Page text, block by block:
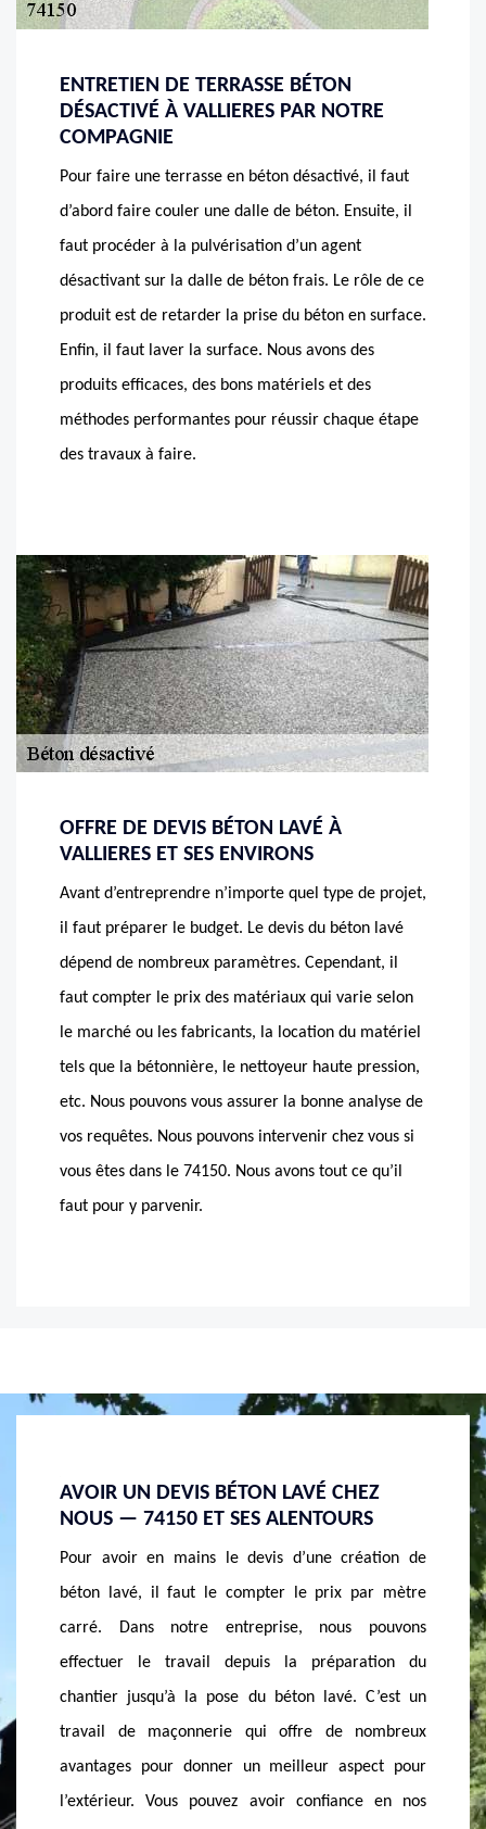
ENTRETIEN DE TERRASSE BÉTON
DÉSACTIVÉ À VALLIERES PAR NOTRE
COMPAGNIE
Pour faire une terrasse en béton désactivé, il faut
d’abord faire couler une dalle de béton. Ensuite, il
faut procéder à la pulvérisation d’un agent
désactivant sur la dalle de béton frais. Le rôle de ce
produit est de retarder la prise du béton en surface.
Enfin, il faut laver la surface. Nous avons des
produits efficaces, des bons matériels et des
méthodes performantes pour réussir chaque étape
des travaux à faire.
OFFRE DE DEVIS BÉTON LAVÉ À
VALLIERES ET SES ENVIRONS
Avant d’entreprendre n’importe quel type de projet,
il faut préparer le budget. Le devis du béton lavé
dépend de nombreux paramètres. Cependant, il
faut compter le prix des matériaux qui varie selon
le marché ou les fabricants, la location du matériel
tels que la bétonnière, le nettoyeur haute pression,
etc. Nous pouvons vous assurer la bonne analyse de
vos requêtes. Nous pouvons intervenir chez vous si
vous êtes dans le 74150. Nous avons tout ce qu’il
faut pour y parvenir.
LAVÉ CHEZ
SES ALENTOURS
le devis d’une création de
compter le prix par mètre
nous pouvons
la préparation du
du béton lavé. C’est un
qui offre de nombreux
un meilleur aspect pour
avoir confiance en nos
PROFITEZ DES PRIVILÈGES
UN ARTISAN BÉTON
VALLIERES
Pour la construction de certain
désactivé est l’un des types de
fois, On l’utilise pour la
tel que des planchers, des dalles et
qu’une allée. Tout est due à sa
le glissement. Dans le cas de
cette capacité du béton désactivé